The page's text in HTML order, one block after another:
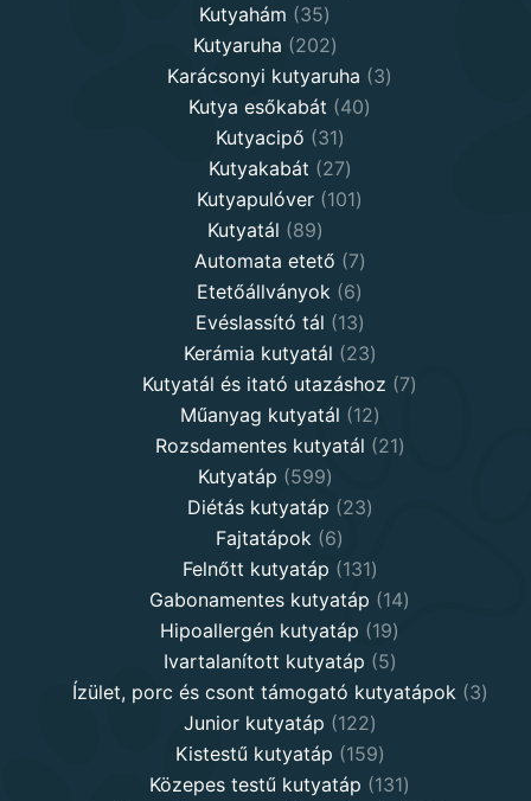
Kutyahám 3535
products
Kutyaruha 202202
products
Karácsonyi kutyaruha 33
Kutya esőkabát 4040
Kutyacipő 3131
products
Kutyakabát 2727
products
Kutyapulóver 101101
Kutyatál 8989
products
Automata etető 77
products
Etetőállványok 66
products
Evéslassító tál 1313
products
Kerámia kutyatál 2323
products
Kutyatál és itató utazáshoz 77
Műanyag kutyatál 1212
products
Rozsdamentes kutyatál 2121
Kutyatáp 599599
products
Diétás kutyatáp 2323
Fajtatápok 66
products
Felnőtt kutyatáp 131131
products
Gabonamentes kutyatáp 1414
Hipoallergén kutyatáp 1919
products
Ivartalanított kutyatáp 55
products
Ízület, porc és csont támogató kutyatápok 33
Junior kutyatáp 122122
products
Kistestű kutyatáp 159159
products
Közepes testű kutyatáp 131131